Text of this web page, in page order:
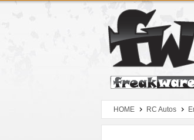
Zum Hauptmenue
Zum Seiteninhalt
Zum Warenkob
HOME RC Autos